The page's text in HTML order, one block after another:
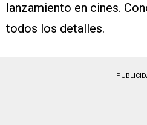
lanzamiento en cines.
todos los detalles.